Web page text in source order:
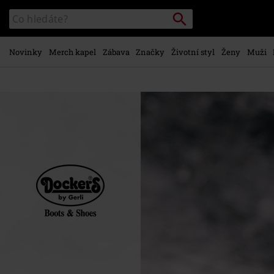
hlavnímu
obsahu
Katalog
vyhledávání
Vyhledávání
Novinky Merch kapel Zábava Značky Životní styl Ženy Muži